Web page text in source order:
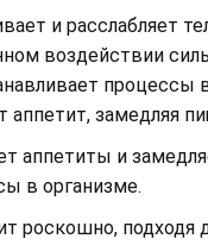
и расслабляет
воздействии
процессы
аппетит, замедляя
аппетиты и
в организме.
роскошно, подходя